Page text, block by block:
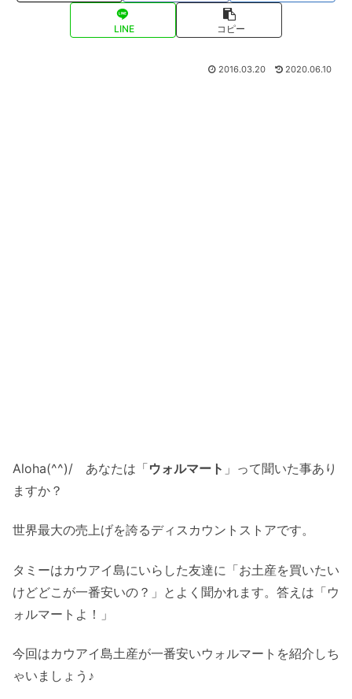
LINE コピー
2016.03.20 2020.06.10
Aloha(^^)/ あなたは「ウォルマート 」って聞いた事あり
ますか？
世界最大の売上げを誇るディスカウントストアです。
タミーはカウアイ島にいらした友達に「お土産を買いたい
けどどこが一番安いの？」とよく聞かれます。答えは「ウ
ォルマートよ！」
今回はカウアイ島土産が一番安いウォルマートを紹介しち
ゃいましょう♪